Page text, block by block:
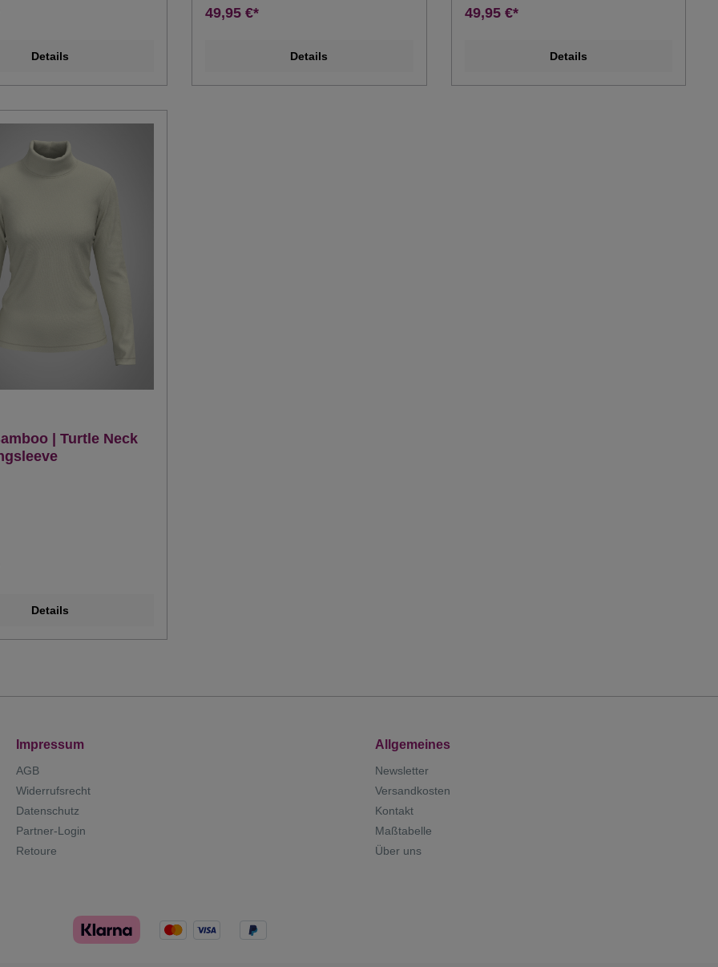
Details
49,95 €*
Details
49,95 €*
Details
| Turtle Neck
Details
Impressum
AGB
Widerrufsrecht
Datenschutz
Partner-Login
Retoure
Allgemeines
Newsletter
Versandkosten
Kontakt
Maßtabelle
Über uns